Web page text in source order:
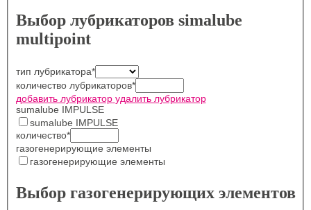
Выбор лубрикаторов simalube
multipoint
тип лубрикатора*
количество лубрикаторов*
добавить лубрикатор удалить лубрикатор
sumalube IMPULSE
sumalube IMPULSE
количество*
газогенерирующие элементы
газогенерирующие элементы
Выбор газогенерирующих элементов